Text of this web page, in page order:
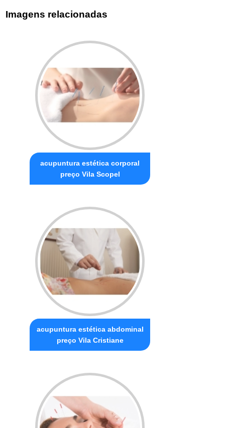
Imagens relacionadas
acupuntura estética corporal
preço Vila Scopel
acupuntura estética abdominal
preço Vila Cristiane